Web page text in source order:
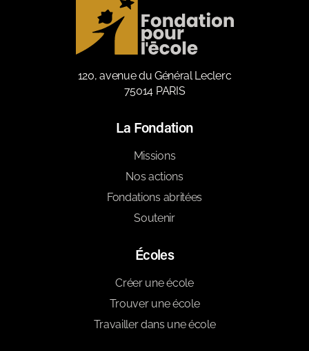
120, avenue du Général Leclerc
75014 PARIS
La Fondation
Missions
Nos actions
Fondations abritées
Soutenir
Écoles
Créer une école
Trouver une école
Travailler dans une école